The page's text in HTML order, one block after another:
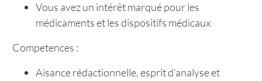
Vous avez un intérêt marqué pour les
médicaments et les dispositifs médicaux
Competences :
Aisance rédactionnelle, esprit d’analyse et